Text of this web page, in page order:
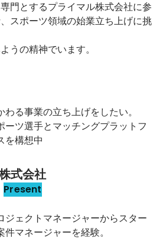
門とするプライマル株式会社に参
スポーツ領域の始業立ち上げに挑
うの精神でいます。
わる事業の立ち上げをしたい。
ーツ選手とマッチングプラットフ
を構想中
式会社
Present
ジェクトマネージャーからスター
件マネージャーを経験。